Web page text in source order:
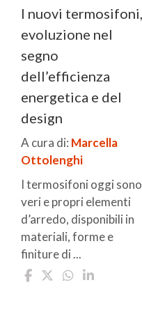
I nuovi termosifoni,
evoluzione nel
segno
dell’efficienza
energetica e del
design
A cura di: Marcella
Ottolenghi
I termosifoni oggi sono
veri e propri elementi
d’arredo, disponibili in
materiali, forme e
finiture di ...